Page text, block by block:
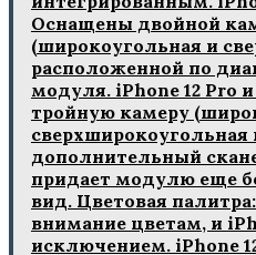
Оснащены двойной
(широкоугольная и
расположенной по
модуля. iPhone 12 Pro
тройную камеру
сверхширокоугольная
дополнительный
придает модулю еще
вид. Цветовая
внимание цветам‚ и
исключением. iPhone